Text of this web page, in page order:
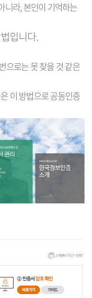
니라, 본인이 기억하는
입니다.
으로는 못 찾을 것 같은
이 방법으로 공동인증